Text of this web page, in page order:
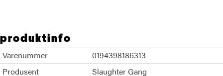
produktinfo
Varenummer
0194398186313
Produsent
Slaughter Gang